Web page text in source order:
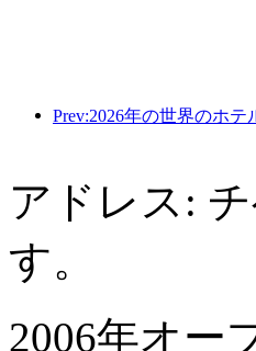
アドレス:
す。
2006年オー